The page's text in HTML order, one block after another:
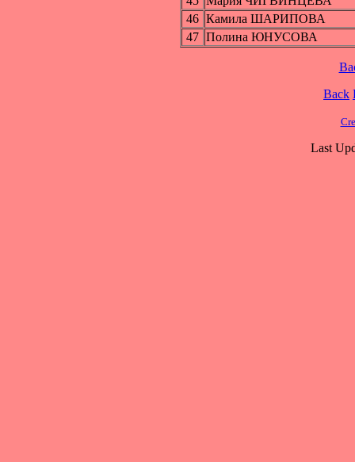
46 Камила ШАРИПОВА
47 Полина ЮНУСОВА
Back
Last